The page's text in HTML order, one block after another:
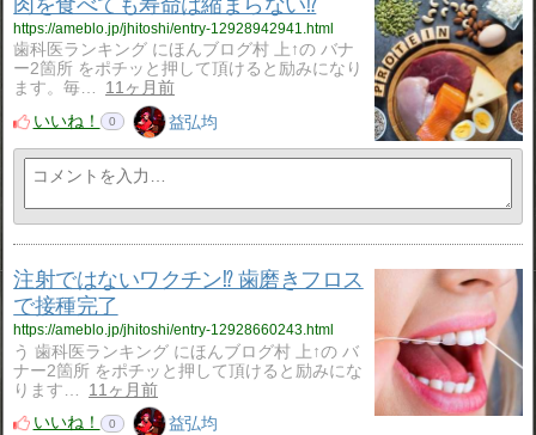
https://ameblo.jp/jhitoshi/entry-12928942941.html
歯科医ランキング にほんブログ村 上↑の バナ
ー2箇所 をポチッと押して頂けると励みになり
ます。毎…
11ヶ月前
いいね！
0 益弘均
注射ではないワクチン⁉️ 歯磨きフロス
で接種完了
https://ameblo.jp/jhitoshi/entry-12928660243.html
う 歯科医ランキング にほんブログ村 上↑の バ
ナー2箇所 をポチッと押して頂けると励みにな
ります…
11ヶ月前
いいね！
0 益弘均